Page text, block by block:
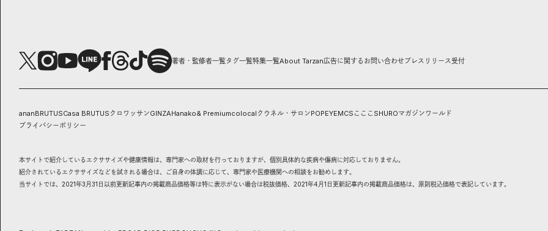
著者・監修者一覧タグ一覧特集一覧About Tarzan広告に関するお問い合わせ プレスリリース受付
ananBRUTUSCasa BRUTUS クロワッサンGINZAHanako& Premiumcolocal クウネル・サロンPOPEYEMCS こここ SHUROマガジンワールド
プライバシーポリシー
本サイトで紹介しているエクササイズや健康情報は、専門家への取材を行っておりますが、個別具体的な疾病や傷病に対応しておりません。
紹介されているエクササイズなどを試される場合は、ご自身の体調に応じて、専門家や医療機関への相談をお勧めします。
当サイトでは、2021年3月31日以前更新記事内の掲載商品価格等は特に表示がない場合は税抜価格、2021年4月1日更新記事内の掲載商品価格は、原則税込価格で表記しています。